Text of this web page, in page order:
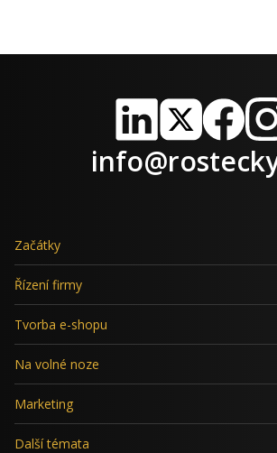
LinkedIn
X Facebook
Začátky
Řízení firmy
Tvorba e-shopu
Na volné noze
Marketing
Další témata